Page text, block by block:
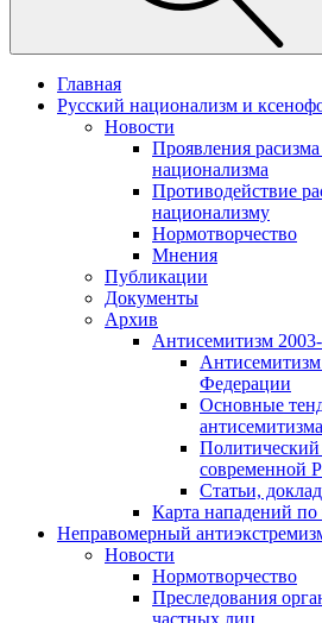
Главная
Русский национализм и
Новости
Проявления
национализма
Противодействие
национализму
Нормотворчество
Мнения
Публикации
Документы
Архив
Антисемитизм
Федерации
Основные
современной
Статьи,
Карта нападений
Неправомерный
Новости
Нормотворчество
Преследования
частных лиц